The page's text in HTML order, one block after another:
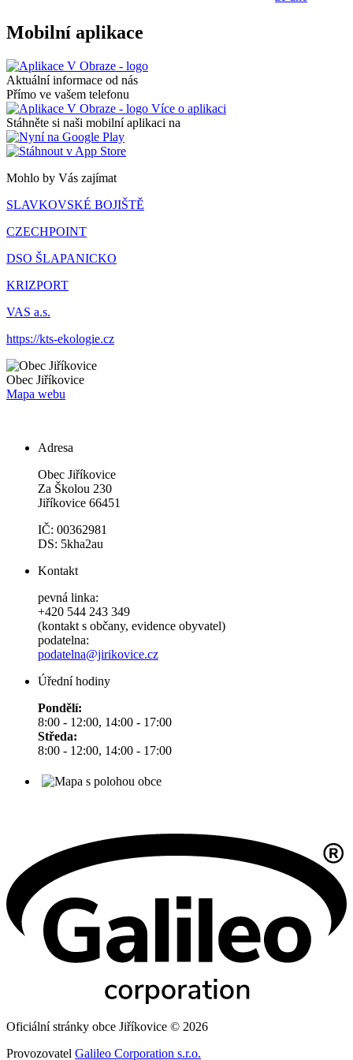
Mobilní aplikace
Aktuální informace od nás
Přímo ve vašem telefonu
Více o aplikaci
Stáhněte si naši mobilní aplikaci na
Mohlo by Vás zajímat
SLAVKOVSKÉ BOJIŠTĚ
CZECHPOINT
DSO ŠLAPANICKO
KRIZPORT
VAS a.s.
https://kts-ekologie.cz
Obec Jiříkovice
Mapa webu
Adresa
Obec Jiříkovice
Za Školou 230
Jiříkovice 66451
IČ: 00362981
DS: 5kha2au
Kontakt
pevná linka:
+420 544 243 349
(kontakt s občany, evidence obyvatel)
podatelna:
podatelna@jirikovice.cz
Úřední hodiny
Pondělí:
8:00 - 12:00, 14:00 - 17:00
Středa:
8:00 - 12:00, 14:00 - 17:00
Oficiální stránky obce Jiříkovice © 2026
Provozovatel Galileo Corporation s.r.o.